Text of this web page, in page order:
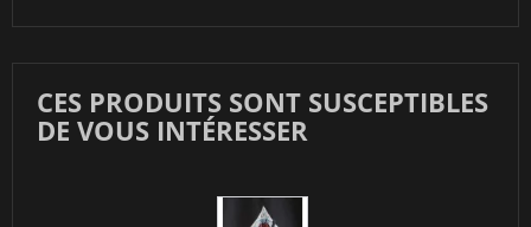
CES PRODUITS SONT SUSCEPTIBLES
DE VOUS INTÉRESSER